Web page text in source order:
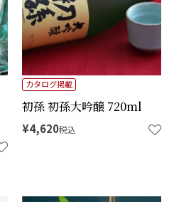
初孫 初孫大吟醸 720ml
カタログ掲載
¥4,620税込